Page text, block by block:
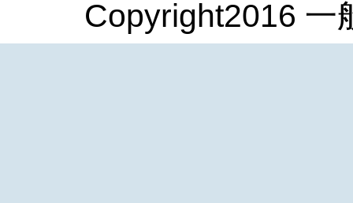
Copyright2016